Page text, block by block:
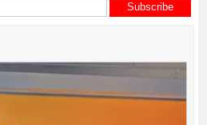
Subscribe